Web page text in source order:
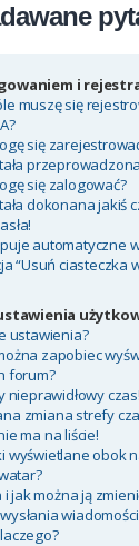
i
muszę się
się
się zalogować?
dokonana jakiś
automatyczne
“Usuń ciasteczka
ustawienia?
zapobiec
forum?
nieprawidłowy czas!
zmiana strefy
ma na liście!
wyświetlane obok
jak można ją